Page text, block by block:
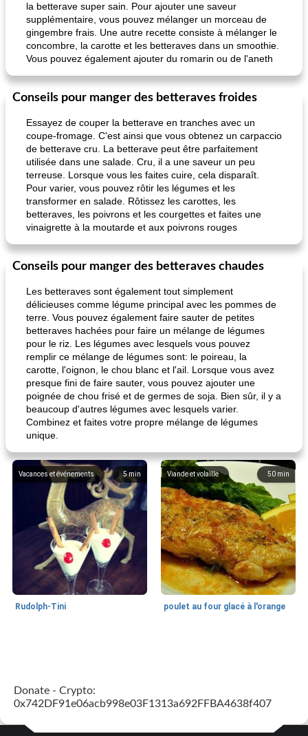
pois chiches rôtis aux épices amandes au cheddar rôti
la betterave super sain. Pour ajouter une saveur
supplémentaire, vous pouvez mélanger un morceau de
gingembre frais. Une autre recette consiste à mélanger le
concombre, la carotte et les betteraves dans un smoothie.
Vous pouvez également ajouter du romarin ou de l'aneth
Conseils pour manger des betteraves froides
Essayez de couper la betterave en tranches avec un
coupe-fromage. C'est ainsi que vous obtenez un carpaccio
de betterave cru. La betterave peut être parfaitement
utilisée dans une salade. Cru, il a une saveur un peu
terreuse. Lorsque vous les faites cuire, cela disparaît.
Pour varier, vous pouvez rôtir les légumes et les
transformer en salade. Rôtissez les carottes, les
betteraves, les poivrons et les courgettes et faites une
vinaigrette à la moutarde et aux poivrons rouges
Conseils pour manger des betteraves chaudes
Les betteraves sont également tout simplement
délicieuses comme légume principal avec les pommes de
terre. Vous pouvez également faire sauter de petites
betteraves hachées pour faire un mélange de légumes
pour le riz. Les légumes avec lesquels vous pouvez
remplir ce mélange de légumes sont: le poireau, la
carotte, l'oignon, le chou blanc et l'ail. Lorsque vous avez
presque fini de faire sauter, vous pouvez ajouter une
poignée de chou frisé et de germes de soja. Bien sûr, il y a
beaucoup d'autres légumes avec lesquels varier.
Combinez et faites votre propre mélange de légumes
unique.
5min
Vacances et événements
Rudolph-Tini
50 min
Viande et volaille
poulet au four glacé à l'orange
Donate - Crypto:
0x742DF91e06acb998e03F1313a692FFBA4638f407